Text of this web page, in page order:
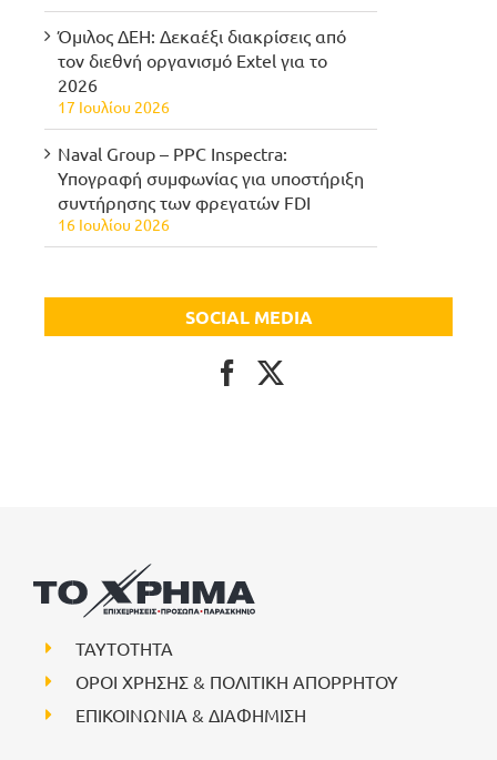
Όμιλος ΔΕΗ: Δεκαέξι διακρίσεις από
τον διεθνή οργανισμό Extel για το
2026
17 Ιουλίου 2026
Naval Group – PPC Inspectra:
Υπογραφή συμφωνίας για υποστήριξη
συντήρησης των φρεγατών FDI
16 Ιουλίου 2026
SOCIAL MEDIA
ΤΑΥΤΟΤΗΤΑ
ΟΡΟΙ ΧΡΗΣΗΣ & ΠΟΛΙΤΙΚΗ ΑΠΟΡΡΗΤΟΥ
ΕΠΙΚΟΙΝΩΝΙΑ & ΔΙΑΦΗΜΙΣΗ